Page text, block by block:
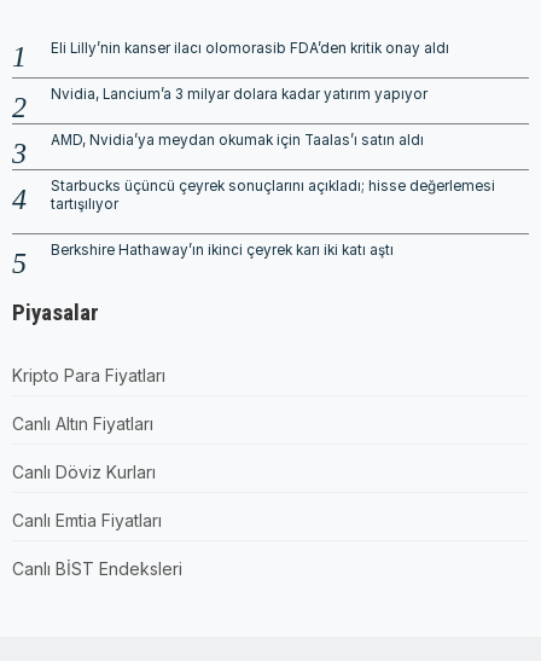
Eli Lilly’nin kanser ilacı olomorasib FDA’den kritik onay aldı
Nvidia, Lancium’a 3 milyar dolara kadar yatırım yapıyor
AMD, Nvidia’ya meydan okumak için Taalas’ı satın aldı
Starbucks üçüncü çeyrek sonuçlarını açıkladı; hisse değerlemesi
tartışılıyor
Berkshire Hathaway’ın ikinci çeyrek karı iki katı aştı
Piyasalar
Kripto Para Fiyatları
Canlı Altın Fiyatları
Canlı Döviz Kurları
Canlı Emtia Fiyatları
Canlı BİST Endeksleri